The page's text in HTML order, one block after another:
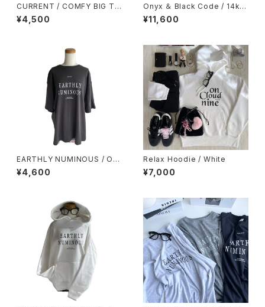
CURRENT / COMFY BIG TE
E / WHITE
¥4,500
Onyx ＆ Black Code / 14kgf
/ ストレッチ ループ アンクレット
¥11,600
EARTHLY NUMINOUS / OV
ER SIZE TEE / Off Black
¥4,600
Relax Hoodie / White
¥7,000